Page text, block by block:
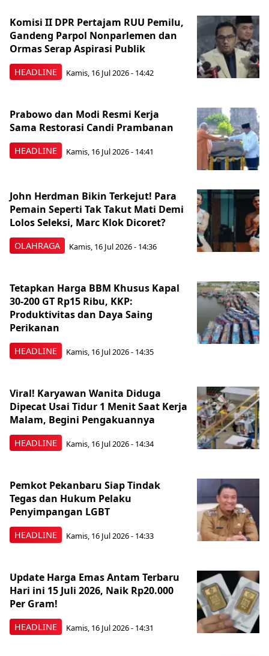
HEADLINE
Komisi II DPR Pertajam RUU Pemilu,
Gandeng Parpol Nonparlemen dan
Ormas Serap Aspirasi Publik
Kamis, 16 Jul 2026 - 14:42
HEADLINE
Prabowo dan Modi Resmi Kerja
Sama Restorasi Candi Prambanan
Kamis, 16 Jul 2026 - 14:41
OLAHRAGA
John Herdman Bikin Terkejut! Para
Pemain Seperti Tak Takut Mati Demi
Lolos Seleksi, Marc Klok Dicoret?
Kamis, 16 Jul 2026 - 14:36
HEADLINE
Tetapkan Harga BBM Khusus Kapal
30-200 GT Rp15 Ribu, KKP:
Produktivitas dan Daya Saing
Perikanan
Kamis, 16 Jul 2026 - 14:35
HEADLINE
Viral! Karyawan Wanita Diduga
Dipecat Usai Tidur 1 Menit Saat Kerja
Malam, Begini Pengakuannya
Kamis, 16 Jul 2026 - 14:34
HEADLINE
Pemkot Pekanbaru Siap Tindak
Tegas dan Hukum Pelaku
Penyimpangan LGBT
Kamis, 16 Jul 2026 - 14:33
HEADLINE
Update Harga Emas Antam Terbaru
Hari ini 15 Juli 2026, Naik Rp20.000
Per Gram!
Kamis, 16 Jul 2026 - 14:31